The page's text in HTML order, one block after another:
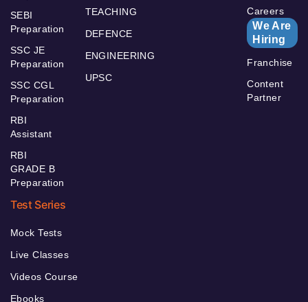
SEBI
Preparation
SSC JE
Preparation
SSC CGL
Preparation
RBI
Assistant
RBI
GRADE B
Preparation
TEACHING
DEFENCE
ENGINEERING
UPSC
Careers
We Are
Hiring
Franchise
Content
Partner
Test Series
Mock Tests
Live Classes
Videos Course
Ebooks